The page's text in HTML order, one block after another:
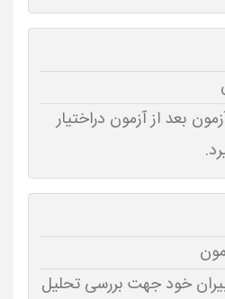
بعد از آزمون دراختیار
خود جهت بررسی تحلیل